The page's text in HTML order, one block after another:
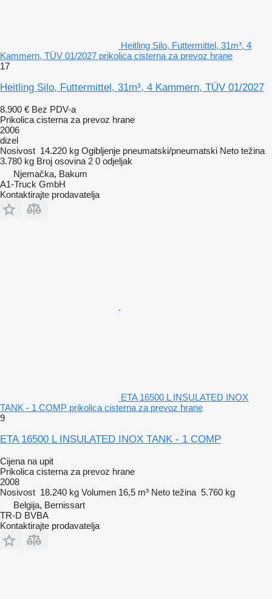
Heitling Silo, Futtermittel, 31m³, 4
Kammern, TÜV 01/2027 prikolica cisterna za prevoz hrane
17
Heitling Silo, Futtermittel, 31m³, 4 Kammern, TÜV 01/2027
8.900 € Bez PDV-a
Prikolica cisterna za prevoz hrane
2006
dizel
Nosivost 14.220 kg Ogibljenje pneumatski/pneumatski Neto težina
3.780 kg Broj osovina 2 0 odjeljak
Njemačka, Bakum
A1-Truck GmbH
Kontaktirajte prodavatelja
ETA 16500 L INSULATED INOX
TANK - 1 COMP prikolica cisterna za prevoz hrane
9
ETA 16500 L INSULATED INOX TANK - 1 COMP
Cijena na upit
Prikolica cisterna za prevoz hrane
2008
Nosivost 18.240 kg Volumen 16,5 m³ Neto težina 5.760 kg
Belgija, Bernissart
TR-D BVBA
Kontaktirajte prodavatelja